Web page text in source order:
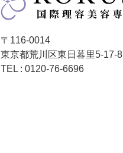
〒116-0014
東京都荒川区東日暮里5-17-8
TEL : 0120-76-6696